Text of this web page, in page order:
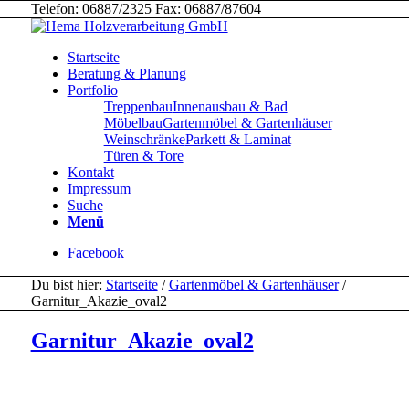
Telefon: 06887/2325 Fax: 06887/87604
Startseite
Beratung & Planung
Portfolio
TreppenbauInnenausbau & Bad
MöbelbauGartenmöbel & Gartenhäuser
WeinschränkeParkett & Laminat
Türen & Tore
Kontakt
Impressum
Suche
Menü
Facebook
Du bist hier: Startseite / Gartenmöbel & Gartenhäuser /
Garnitur_Akazie_oval2
Garnitur_Akazie_oval2